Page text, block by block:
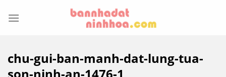
chu-gui-ban-manh-dat-lung-tua-